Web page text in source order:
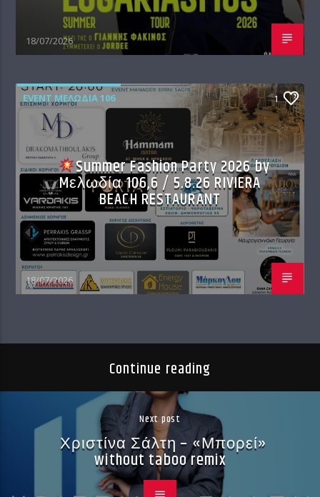
18/07/2026
EVENT ΜΕΛΩΔΊΑ 106 1
Summer Fashion Party 2026 by
Mελωδία 106,6 / 5.8.26 RIVIERA
BEACH RESTAURANT
18/07/2026
Continue reading
Next post
Χριστίνα Σάλτη – «Μπορεί»
without taboo remix